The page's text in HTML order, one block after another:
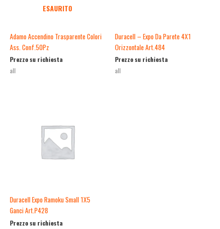
ESAURITO
Adamo Accendino Trasparente Colori
Ass. Conf.50Pz
Prezzo su richiesta
all
Duracell – Expo Da Parete 4X1
Orizzontale Art.484
Prezzo su richiesta
all
Duracell Expo Ramoku Small 1X5
Ganci Art.P428
Prezzo su richiesta